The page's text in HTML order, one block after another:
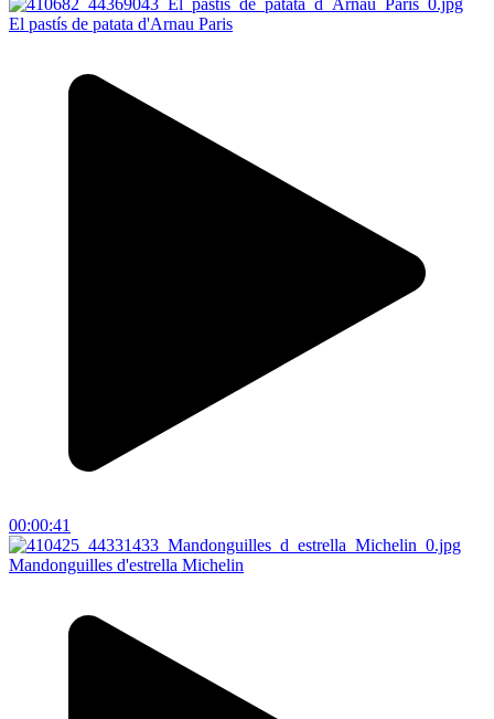
El pastís de patata d'Arnau Paris
00:00:41
Mandonguilles d'estrella Michelin